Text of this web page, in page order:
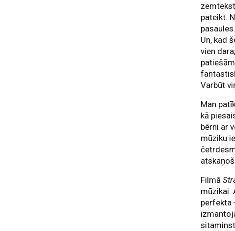
pateikt.
Un, kad
vien
Varbūt
Man
kā
bērni ar
mūziku
Filmā
mūzikai.
perfekta